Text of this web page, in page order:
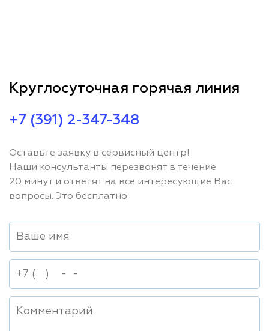
Круглосуточная горячая линия
+7 (391) 2-347-348
Оставьте заявку в сервисный центр!
Наши консультанты перезвонят в течение
20 минут и ответят на все интересующие Вас
вопросы. Это бесплатно.